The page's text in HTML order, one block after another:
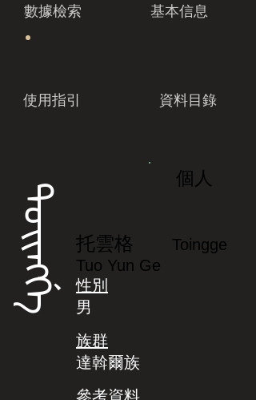
數據檢索 基本信息
使用指引 資料目錄
ᡨᠣᡳᠩᡤᡝ
個人
托雲格
Toingge
Tuo Yun Ge
性別
男
族群
達斡爾族
參考資料